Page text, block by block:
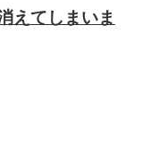
えてしまいま